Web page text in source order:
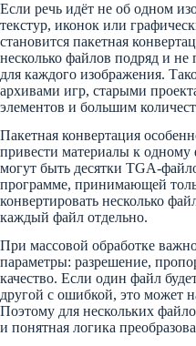
Если речь идёт не об одном
текстур, иконок или
становится пакетная
несколько файлов подряд и
для каждого изображения.
архивами игр, старыми
элементов и большим
Пакетная конвертация
привести материалы к
могут быть десятки TGA-
программе, принимающей
конвертировать несколько
каждый файл отдельно.
При массовой обработке
параметры: разрешение,
качество. Если один файл
другой с ошибкой, это может
Поэтому для нескольких
и понятная логика